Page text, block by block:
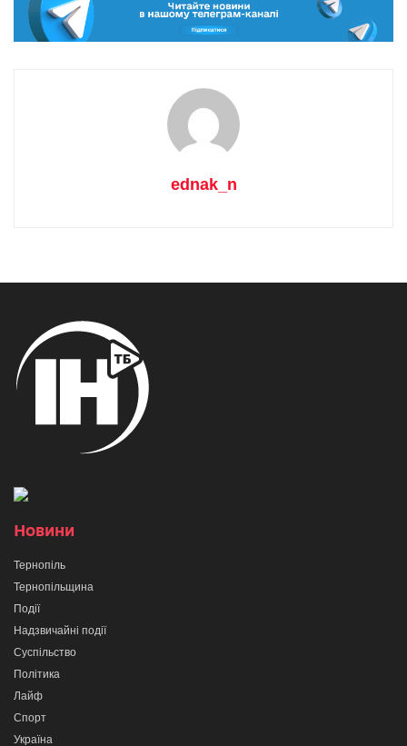
ednak_n
Новини
Тернопіль
Тернопільщина
Події
Надзвичайні події
Суспільство
Політика
Лайф
Спорт
Україна